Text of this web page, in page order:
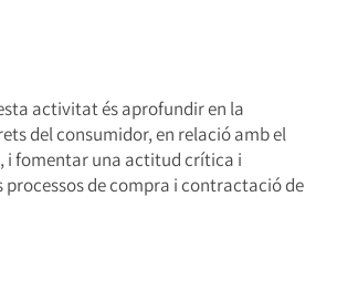
activitat és aprofundir en la
del consumidor, en relació amb el
i fomentar una actitud crítica i
processos de compra i contractació de